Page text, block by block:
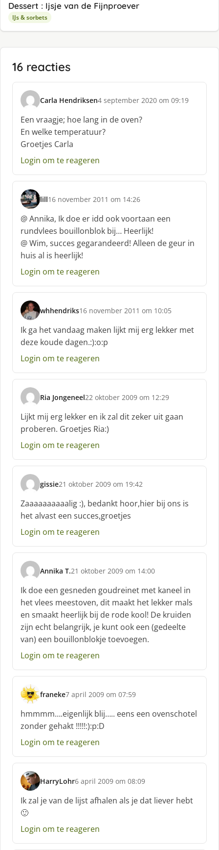
Dessert : Ijsje van de Fijnproever
IJs & sorbets
16 reacties
Carla Hendriksen
s
c
h
r
e
e
:
4 september 2020 om 09:19
Een vraagje; hoe lang in de oven?
En welke temperatuur?
Groetjes Carla
Login om te reageren
lill
s
c
h
r
e
e
:
16 november 2011 om 14:26
@ Annika, Ik doe er idd ook voortaan een
rundvlees bouillonblok bij… Heerlijk!
@ Wim, succes gegarandeerd! Alleen de geur in
huis al is heerlijk!
Login om te reageren
whhendriks
s
c
h
r
e
f
16 november 2011 om 10:05
Ik ga het vandaag maken lijkt mij erg lekker met
deze koude dagen.:):o:p
Login om te reageren
Ria Jongeneel
s
c
h
r
e
f
22 oktober 2009 om 12:29
Lijkt mij erg lekker en ik zal dit zeker uit gaan
proberen. Groetjes Ria:)
Login om te reageren
gissie
s
c
h
r
e
f
21 oktober 2009 om 19:42
Zaaaaaaaaaalig :), bedankt hoor,hier bij ons is
het alvast een succes,groetjes
Login om te reageren
Annika T.
s
c
h
r
e
e
f
21 oktober 2009 om 14:00
Ik doe een gesneden goudreinet met kaneel in
het vlees meestoven, dit maakt het lekker mals
en smaakt heerlijk bij de rode kool! De kruiden
zijn echt belangrijk, je kunt ook een (gedeelte
van) een bouillonblokje toevoegen.
Login om te reageren
franeke
s
c
h
r
e
f
7 april 2009 om 07:59
hmmmm….eigenlijk blij….. eens een ovenschotel
zonder gehakt !!!!!:):p:D
Login om te reageren
HarryLohr
s
c
h
r
e
f
6 april 2009 om 08:09
Ik zal je van de lijst afhalen als je dat liever hebt
🙂
Login om te reageren